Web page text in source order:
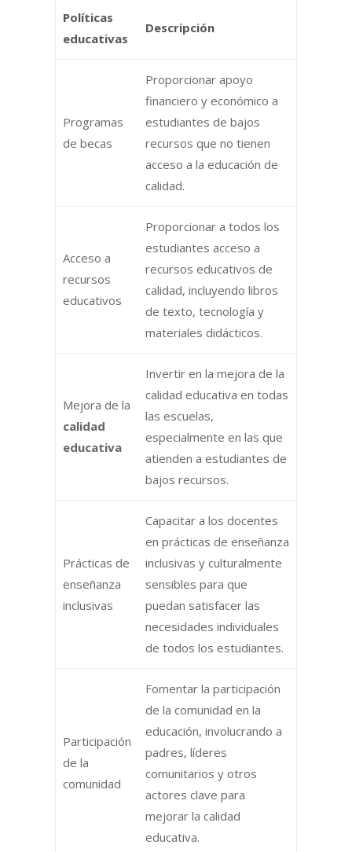
Políticas
educativas
Descripción
Programas
de becas
Proporcionar apoyo
financiero y económico a
estudiantes de bajos
recursos que no tienen
acceso a la educación de
calidad.
Acceso a
recursos
educativos
Proporcionar a todos los
estudiantes acceso a
recursos educativos de
calidad, incluyendo libros
de texto, tecnología y
materiales didácticos.
Mejora de la
calidad
educativa
Invertir en la mejora de la
calidad educativa en todas
las escuelas,
especialmente en las que
atienden a estudiantes de
bajos recursos.
Prácticas de
enseñanza
inclusivas
Capacitar a los docentes
en prácticas de enseñanza
inclusivas y culturalmente
sensibles para que
puedan satisfacer las
necesidades individuales
de todos los estudiantes.
Participación
de la
comunidad
Fomentar la participación
de la comunidad en la
educación, involucrando a
padres, líderes
comunitarios y otros
actores clave para
mejorar la calidad
educativa.